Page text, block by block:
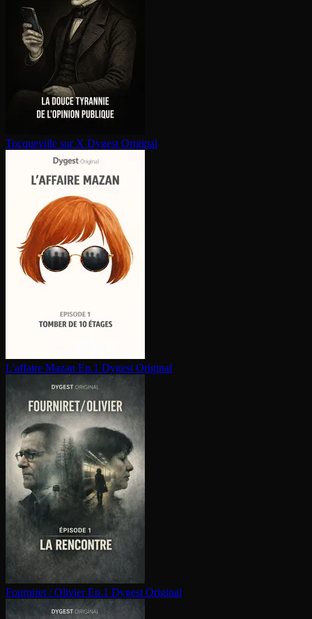
Tocqueville sur X Dygest Original
L'affaire Mazan Ep.1 Dygest Original
Fourniret / Olivier Ep.1 Dygest Original